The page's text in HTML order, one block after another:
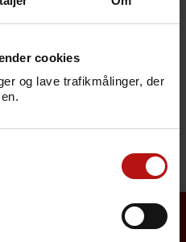
cookies
og lave trafikmålinger, der